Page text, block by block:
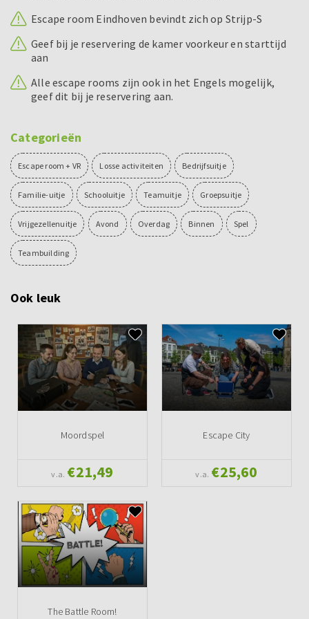
Escape room Eindhoven bevindt zich op Strijp-S
Geef bij je reservering de kamer voorkeur en starttijd
aan
Alle escape rooms zijn ook in het Engels mogelijk,
geef dit bij je reservering aan.
Categorieën
Escape room + VR Losse activiteiten Bedrijfsuitje
Familie-uitje Schooluitje Teamuitje Groepsuitje
Vrijgezellenuitje Avond Overdag Binnen Spel
Teambuilding
Ook leuk
Moordspel
v.a. €21,49
Escape City
v.a. €25,60
The Battle Room!